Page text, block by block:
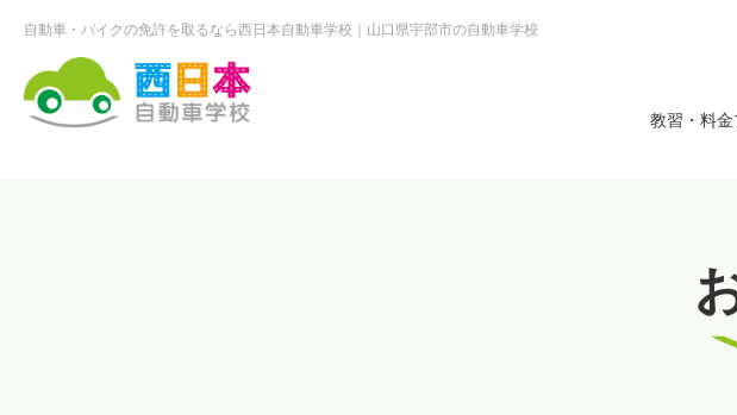
自動車・バイクの免許を取るなら西日本自動車学校 山口県宇部市の自動車学校
教習・料金